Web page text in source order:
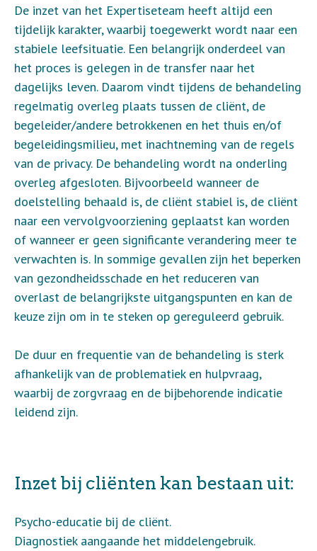
De inzet van het Expertiseteam heeft altijd een
tijdelijk karakter, waarbij toegewerkt wordt naar een
stabiele leefsituatie. Een belangrijk onderdeel van
het proces is gelegen in de transfer naar het
dagelijks leven. Daarom vindt tijdens de behandeling
regelmatig overleg plaats tussen de cliënt, de
begeleider/andere betrokkenen en het thuis en/of
begeleidingsmilieu, met inachtneming van de regels
van de privacy. De behandeling wordt na onderling
overleg afgesloten. Bijvoorbeeld wanneer de
doelstelling behaald is, de cliënt stabiel is, de cliënt
naar een vervolgvoorziening geplaatst kan worden
of wanneer er geen significante verandering meer te
verwachten is. In sommige gevallen zijn het beperken
van gezondheidsschade en het reduceren van
overlast de belangrijkste uitgangspunten en kan de
keuze zijn om in te steken op gereguleerd gebruik.
De duur en frequentie van de behandeling is sterk
afhankelijk van de problematiek en hulpvraag,
waarbij de zorgvraag en de bijbehorende indicatie
leidend zijn.
Inzet bij cliënten kan bestaan uit:
Psycho-educatie bij de cliënt.
Diagnostiek aangaande het middelengebruik.